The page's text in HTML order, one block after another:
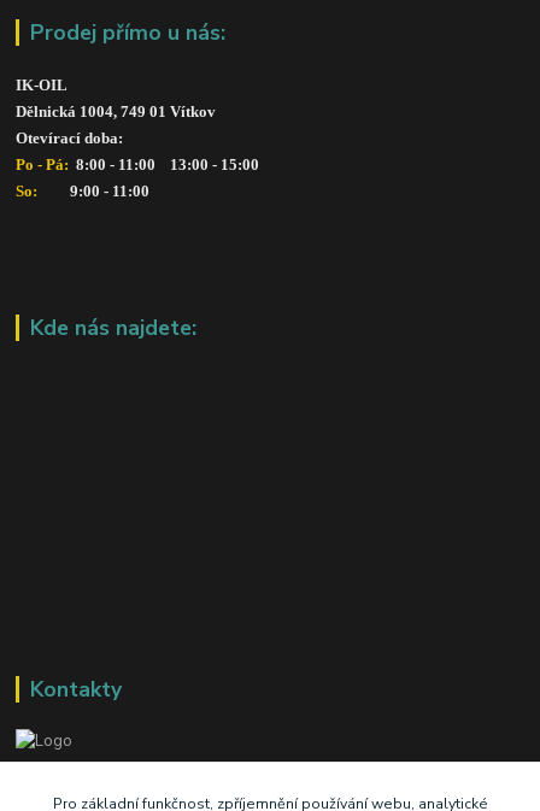
Prodej přímo u nás:
IK-OIL
Dělnická 1004, 749 01 Vítkov
Otevírací doba:
Po - Pá: 8:00 - 11:00    13:00 - 15:00
So:
      9:00 - 11:00
Kde nás najdete:
Kontakty
+420 603 345 409
Pro základní funkčnost, zpříjemnění používání webu, analytické